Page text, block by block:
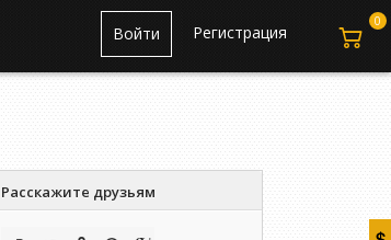
Регистрация
Войти
Расскажите друзьям
0